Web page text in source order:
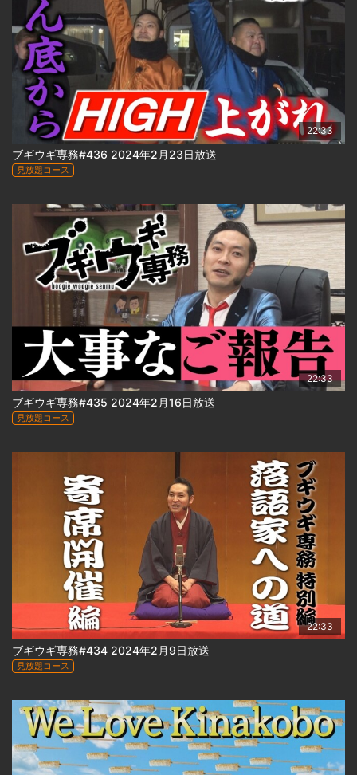
22:33
ブギウギ専務#436 2024年2月23日放送
見放題コース
22:33
ブギウギ専務#435 2024年2月16日放送
見放題コース
22:33
ブギウギ専務#434 2024年2月9日放送
見放題コース